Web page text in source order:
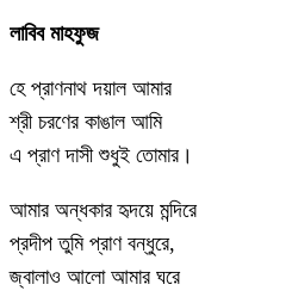
লাবিব মাহফুজ
হে প্রাণনাথ দয়াল আমার
শ্রী চরণের কাঙাল আমি
এ প্রাণ দাসী শুধুই তোমার।
আমার অন্ধকার হৃদয়ে মন্দিরে
প্রদীপ তুমি প্রাণ বন্ধুরে,
জ্বালাও আলো আমার ঘরে